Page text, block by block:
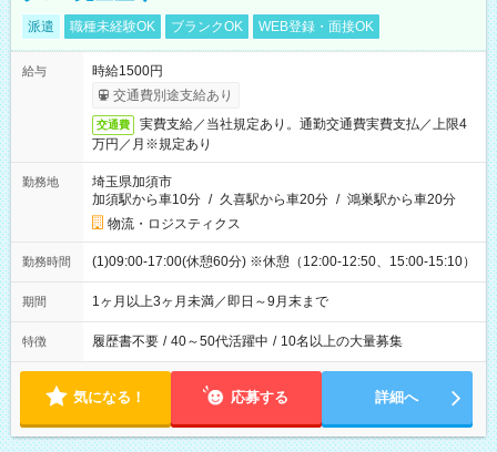
派遣 職種未経験OK ブランクOK WEB登録・面接OK
給与
時給1500円
交通費別途支給あり
交通費
実費支給／当社規定あり。通勤交通費実費支払／上限4
万円／月※規定あり
勤務地
埼玉県加須市
加須駅から車10分 / 久喜駅から車20分 / 鴻巣駅から車20分
物流・ロジスティクス
勤務時間 (1)09:00-17:00(休憩60分) ※休憩（12:00-12:50、15:00-15:10）
期間 1ヶ月以上3ヶ月未満／即日～9月末まで
特徴 履歴書不要 / 40～50代活躍中 / 10名以上の大量募集
気になる！ 応募する 詳細へ